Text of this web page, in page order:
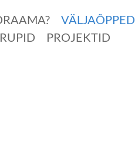
VÄLJAÕPPED
PROJEKTID